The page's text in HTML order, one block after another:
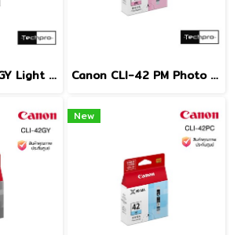
Canon CLI-42 LGY Light Grey ตลับหมึกอิงค์เจ็ท สีเทาอ่อน Canon CLI-42 PM Photo Magenta ตลับหมึกอิงค์เจ็ท สีม่วงแดงโฟโต้
New